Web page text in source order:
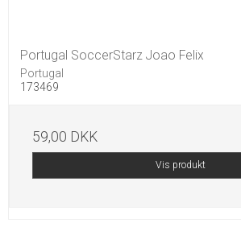
Portugal SoccerStarz Joao Felix
Portugal
173469
59,00 DKK
Vis produkt